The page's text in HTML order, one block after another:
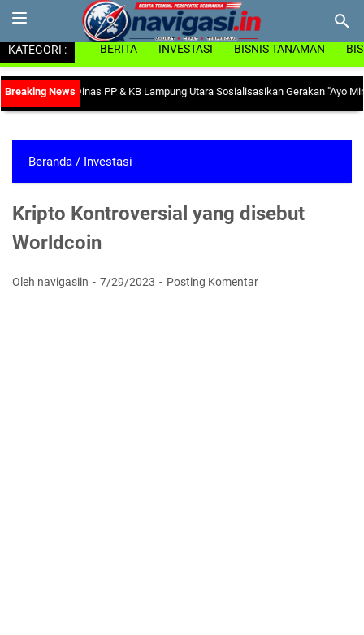
KATEGORI : BERITA INVESTASI BISNIS TANAMAN
Anemia, Dinas PP & KB Lampung Utara Sosialisasikan Gerakan "Ayo Minum
Beranda / Investasi
Kripto Kontroversial yang disebut
Worldcoin
Oleh navigasiin 7/29/2023 Posting Komentar